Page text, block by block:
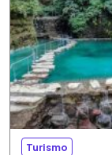
Turismo